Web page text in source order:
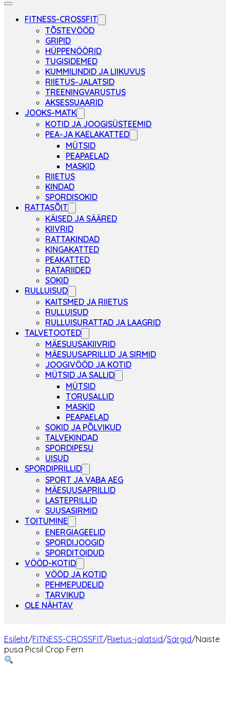
FITNESS-CROSSFIT
TÕSTEVÖÖD
GRIPID
HÜPPENÖÖRID
TUGISIDEMED
KUMMILINDID JA LIIKUVUS
RIIETUS-JALATSID
TREENINGVARUSTUS
AKSESSUAARID
JOOKS-MATK
KOTID JA JOOGISÜSTEEMID
PEA-JA KAELAKATTED
MÜTSID
PEAPAELAD
MASKID
RIIETUS
KINDAD
SPORDISOKID
RATTASÕIT
KÄISED JA SÄÄRED
KIIVRID
RATTAKINDAD
KINGAKATTED
PEAKATTED
RATARIIDED
SOKID
RULLUISUD
KAITSMED JA RIIETUS
RULLUISUD
RULLUISURATTAD JA LAAGRID
TALVETOOTED
MÄESUUSAKIIVRID
MÄESUUSAPRILLID JA SIRMID
JOOGIVÖÖD JA KOTID
MÜTSID JA SALLID
MÜTSID
TORUSALLID
MASKID
PEAPAELAD
SOKID JA PÕLVIKUD
TALVEKINDAD
SPORDIPESU
UISUD
SPORDIPRILLID
SPORT JA VABA AEG
MÄESUUSAPRILLID
LASTEPRILLID
SUUSASIRMID
TOITUMINE
ENERGIAGEELID
SPORDIJOOGID
SPORDITOIDUD
VÖÖD-KOTID
VÖÖD JA KOTID
PEHMEPUDELID
TARVIKUD
OLE NÄHTAV
Esileht/FITNESS-CROSSFIT/Riietus-jalatsid/Särgid/Naiste
pusa Picsil Crop Fern